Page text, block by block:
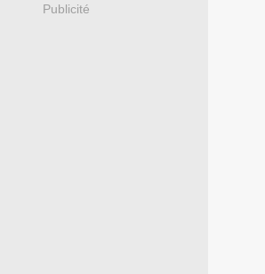
Publicité